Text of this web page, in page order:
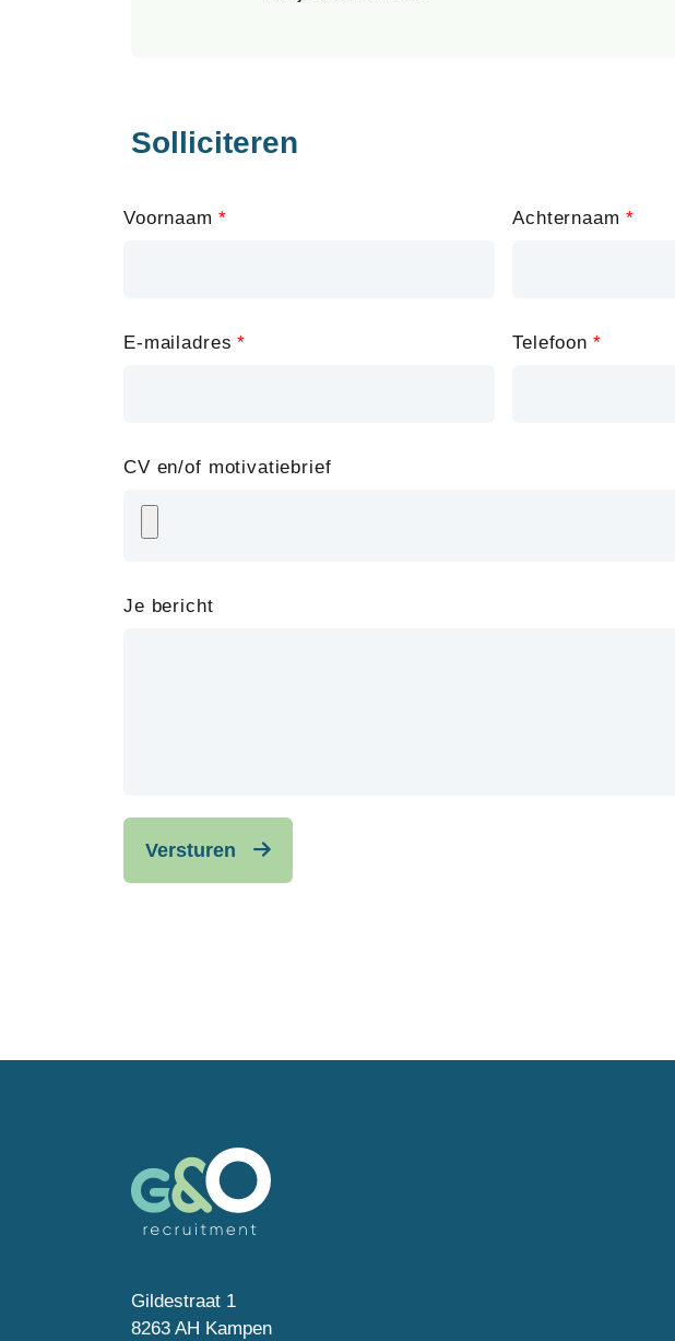
Solliciteren
this
Voornaam Achternaam
E-mailadres Telefoon
CV en/of motivatiebrief
Je bericht
Versturen
Gildestraat 1
8263 AH Kampen